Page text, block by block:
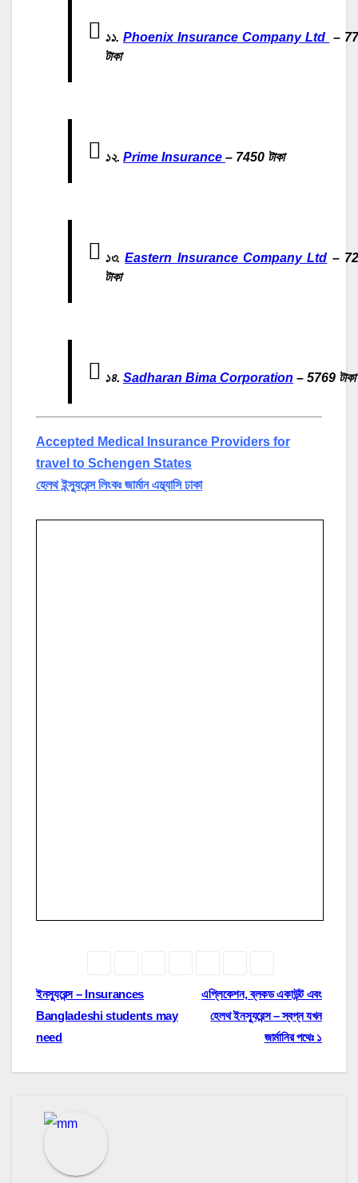
১১. Phoenix Insurance Company Ltd –
টাকা
১২. Prime Insurance – 7450 টাকা
১৩.Eastern Insurance Company Ltd –
টাকা
১৪. Sadharan Bima Corporation – 5769 টাকা
Accepted Medical Insurance Providers for
travel to Schengen States
হেলথ ইন্স্যুরেন্স লিংকঃ জার্মান এম্ব্যাসি ঢাকা
Post
navigation
এপ্লিকেশন, ব্লকড একাউন্ট এবং
হেলথ ইনস্যুরেন্স – স্বপ্ন যখন
জার্মানির পথেঃ ১
ইনস্যুরেন্স – Insurances
Bangladeshi students may
need